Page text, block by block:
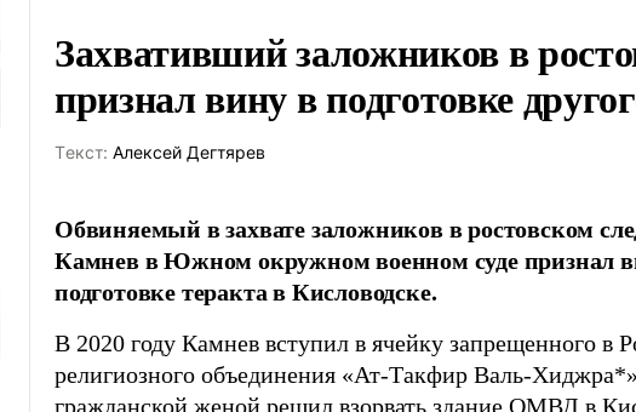
Захвативший заложников в
признал вину в подготовке
Tекст: Алексей Дегтярев
Обвиняемый в захвате заложников в ростовском
Камнев в Южном окружном военном суде признал
подготовке теракта в Кисловодске.
В 2020 году Камнев вступил в ячейку запрещенного в
религиозного объединения «Ат-Такфир Валь-
гражданской женой решил взорвать здание ОМВД в